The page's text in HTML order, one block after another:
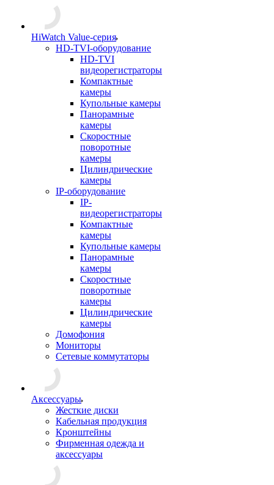
HiWatch Value-серия
HD-TVI-оборудование
HD-TVI
видеорегистраторы
Компактные
камеры
Купольные камеры
Панорамные
камеры
Скоростные
поворотные
камеры
Цилиндрические
камеры
IP-оборудование
IP-
видеорегистраторы
Компактные
камеры
Купольные камеры
Панорамные
камеры
Скоростные
поворотные
камеры
Цилиндрические
камеры
Домофония
Мониторы
Сетевые коммутаторы
Аксессуары
Жесткие диски
Кабельная продукция
Кронштейны
Фирменная одежда и
аксессуары